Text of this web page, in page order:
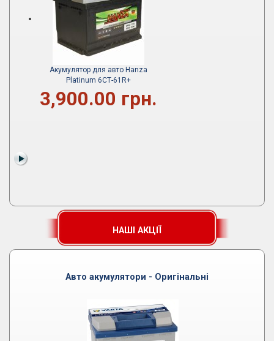
Акумулятор для авто Hanza
Platinum 6СТ-61R+
3,900.00 грн.
НАШІ АКЦІЇ
Авто акумулятори - Оригінальні